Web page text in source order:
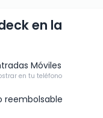
en la
Móviles
en tu teléfono
reembolsable